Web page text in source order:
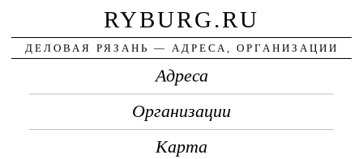
RYBURG.RU
ДЕЛОВАЯ РЯЗАНЬ — АДРЕСА, ОРГАНИЗАЦИИ
Адреса
Организации
Карта